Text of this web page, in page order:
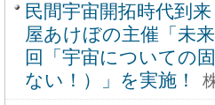
民間宇宙開拓時代到
屋あけぼの主催「未
回「宇宙についての
ない！）」を実施！